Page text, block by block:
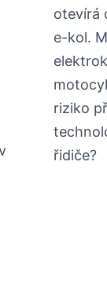
otevírá
e-kol.
riziko
řidiče?